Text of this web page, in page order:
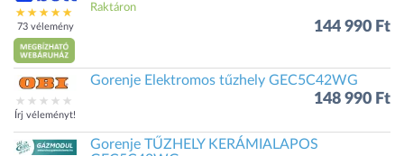
73 vélemény
Raktáron
144 990 Ft
Írj véleményt!
Gorenje Elektromos tűzhely GEC5C42WG
148 990 Ft
Gorenje TŰZHELY KERÁMIALAPOS